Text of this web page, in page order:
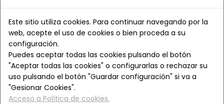
Formación en Ayurveda
Tradicional
26-10-2026
Formación de Cuencos
Tibetanos y Vibración Cuántica
17-10-2026
Este sitio utiliza cookies. Para continuar navegando por la
web, acepte el uso de cookies o bien proceda a su
configuración.
Puedes aceptar todas las cookies pulsando el botón
"Aceptar todas las cookies" o configurarlas o rechazar su
uso pulsando el botón "Guardar configuración" si va a
"Gesionar Cookies".
Acceso a Política de cookies.